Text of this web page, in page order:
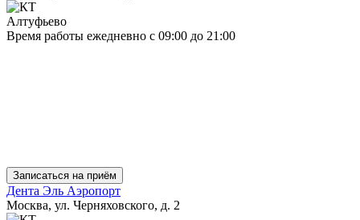
Алтуфьево
Время работы ежедневно с 09:00 до 21:00
Записаться на приём
Дента Эль Аэропорт
Москва, ул. Черняховского, д. 2